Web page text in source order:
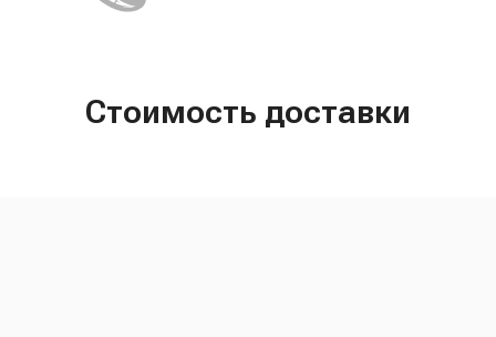
Стоимость доставки